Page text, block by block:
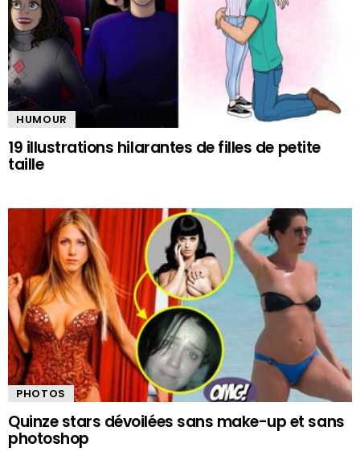
HUMOUR
19 illustrations hilarantes de filles de petite
taille
PHOTOS
Quinze stars dévoilées sans make-up et sans
photoshop